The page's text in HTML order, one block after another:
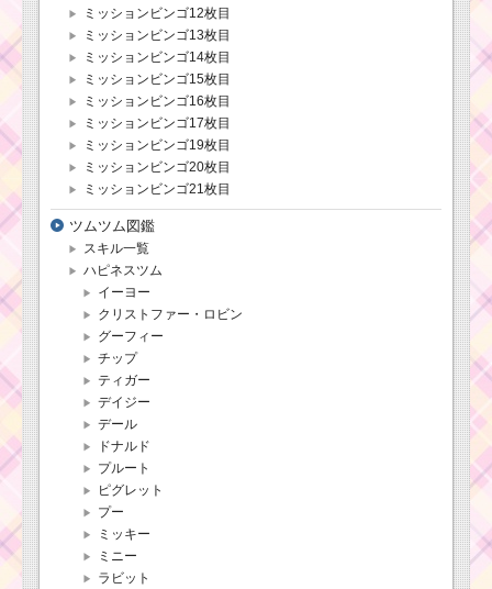
ミッションビンゴ12枚目
ミッションビンゴ13枚目
ミッションビンゴ14枚目
ミッションビンゴ15枚目
ミッションビンゴ16枚目
ミッションビンゴ17枚目
ミッションビンゴ19枚目
ミッションビンゴ20枚目
ミッションビンゴ21枚目
ツムツム図鑑
スキル一覧
ハピネスツム
イーヨー
クリストファー・ロビン
グーフィー
チップ
ティガー
デイジー
デール
ドナルド
プルート
ピグレット
プー
ミッキー
ミニー
ラビット